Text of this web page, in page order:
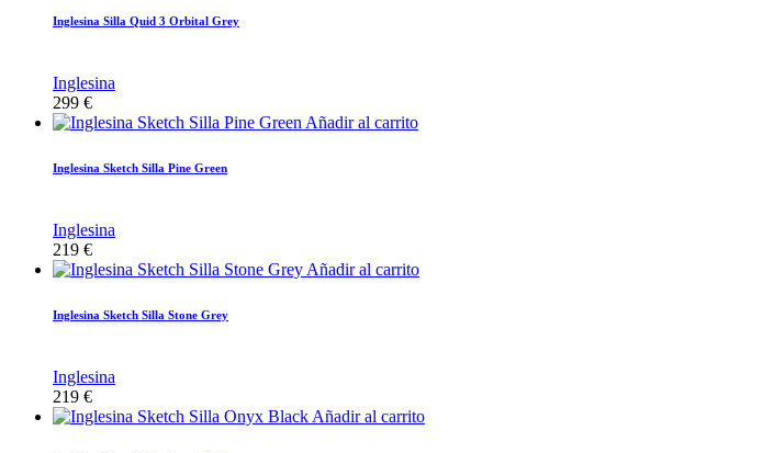
Inglesina Silla Quid 3 Orbital Grey
Inglesina
299 €
Añadir al carrito
Inglesina Sketch Silla Pine Green
Inglesina
219 €
Añadir al carrito
Inglesina Sketch Silla Stone Grey
Inglesina
219 €
Añadir al carrito